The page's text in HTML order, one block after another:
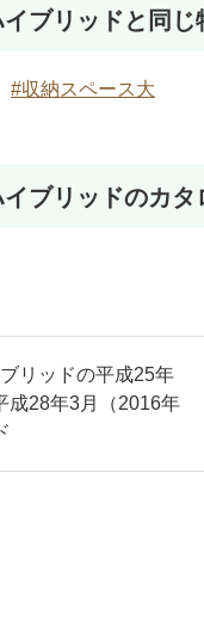
ブリッドと同
収納スペース大
ブリッドのカタ
リッドの平成25年
成28年3月（2016年